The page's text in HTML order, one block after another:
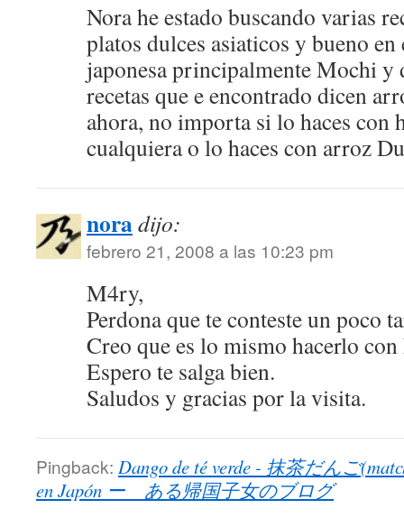
Nora he estado buscando varias
platos dulces asiaticos y bueno
japonesa principalmente Mochi y
recetas que e encontrado dicen
ahora, no importa si lo haces con
cualquiera o lo haces con arroz
noradijo:
febrero 21, 2008 a las 10:23 pm
M4ry,
Perdona que te conteste un poco
Creo que es lo mismo hacerlo
Espero te salga bien.
Saludos y gracias por la visita.
Pingback: Dango de té verde - 抹茶だんご
en Japón ー ある帰国子女のブログ